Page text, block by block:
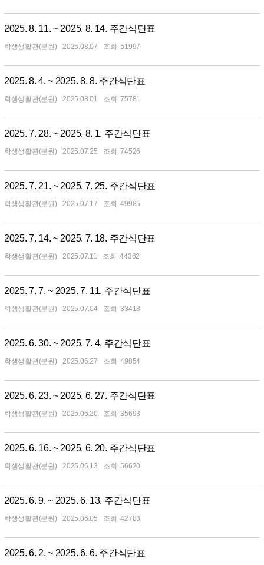
2025. 8. 11. ~ 2025. 8. 14. 주간식단표
학생생활관(분원) 2025.08.07 51997
2025. 8. 4. ~ 2025. 8. 8. 주간식단표
학생생활관(분원) 2025.08.01 75781
2025. 7. 28. ~ 2025. 8. 1. 주간식단표
학생생활관(분원) 2025.07.25 74526
2025. 7. 21. ~ 2025. 7. 25. 주간식단표
학생생활관(분원) 2025.07.17 49985
2025. 7. 14. ~ 2025. 7. 18. 주간식단표
학생생활관(분원) 2025.07.11 44362
2025. 7. 7. ~ 2025. 7. 11. 주간식단표
학생생활관(분원) 2025.07.04 33418
2025. 6. 30. ~ 2025. 7. 4. 주간식단표
학생생활관(분원) 2025.06.27 49854
2025. 6. 23. ~ 2025. 6. 27. 주간식단표
학생생활관(분원) 2025.06.20 35693
2025. 6. 16. ~ 2025. 6. 20. 주간식단표
학생생활관(분원) 2025.06.13 56620
2025. 6. 9. ~ 2025. 6. 13. 주간식단표
학생생활관(분원) 2025.06.05 42783
2025. 6. 2. ~ 2025. 6. 6. 주간식단표